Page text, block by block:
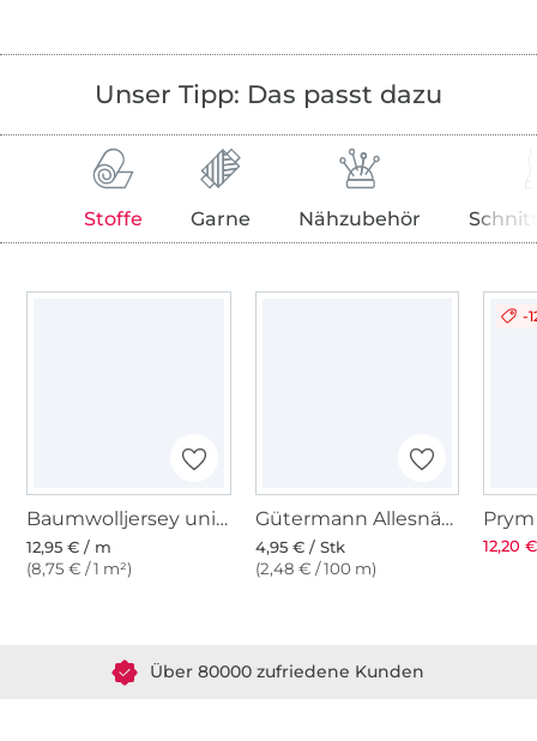
Unser Tipp: Das passt dazu
Stoffe Garne Nähzubehör
Baumwolljersey uni, petrol
12,95 € / m
(8,75 € / 1 m²)
Gütermann Allesnäher (870) dunkelpetrol
4,95 € / Stk
(2,48 € / 100 m)
-
12,20
Über 80000 zufriedene Kunden